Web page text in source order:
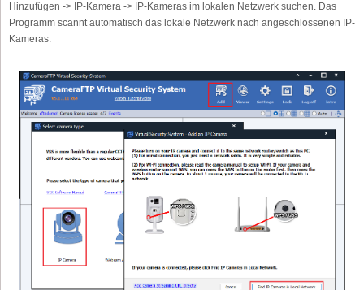
Hinzufügen -> IP-Kamera -> IP-Kameras im lokalen Netzwerk suchen. Das
Programm scannt automatisch das lokale Netzwerk nach angeschlossenen IP-
Kameras.